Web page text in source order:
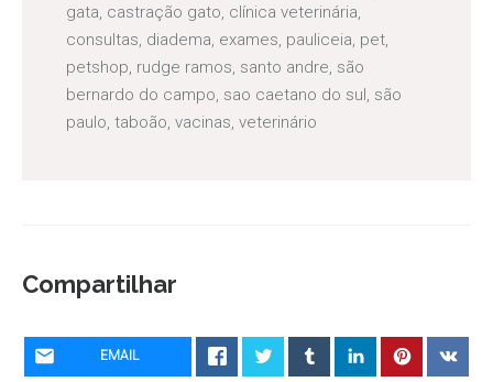
gata, castração gato, clínica veterinária,
consultas, diadema, exames, pauliceia, pet,
petshop, rudge ramos, santo andre, são
bernardo do campo, sao caetano do sul, são
paulo, taboão, vacinas, veterinário
Compartilhar
EMAIL